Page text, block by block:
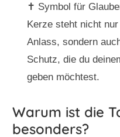
✝️ Symbol für
Kerze steht nicht
Anlass, sondern
Schutz, die du
geben möchtest.
Warum ist die
besonders?